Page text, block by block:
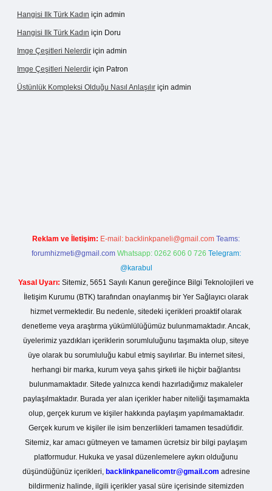
Hangisi Ilk Türk Kadın için admin
Hangisi Ilk Türk Kadın için Doru
Imge Çeşitleri Nelerdir için admin
Imge Çeşitleri Nelerdir için Patron
Üstünlük Kompleksi Olduğu Nasıl Anlaşılır için admin
Reklam ve İletişim: E-mail: backlinkpaneli@gmail.com Teams:
forumhizmeti@gmail.com Whatsapp: 0262 606 0 726 Telegram:
@karabul
Yasal Uyarı: Sitemiz, 5651 Sayılı Kanun gereğince Bilgi Teknolojileri ve
İletişim Kurumu (BTK) tarafından onaylanmış bir Yer Sağlayıcı olarak
hizmet vermektedir. Bu nedenle, sitedeki içerikleri proaktif olarak
denetleme veya araştırma yükümlülüğümüz bulunmamaktadır. Ancak,
üyelerimiz yazdıkları içeriklerin sorumluluğunu taşımakta olup, siteye
üye olarak bu sorumluluğu kabul etmiş sayılırlar. Bu internet sitesi,
herhangi bir marka, kurum veya şahıs şirketi ile hiçbir bağlantısı
bulunmamaktadır. Sitede yalnızca kendi hazırladığımız makaleler
paylaşılmaktadır. Burada yer alan içerikler haber niteliği taşımamakta
olup, gerçek kurum ve kişiler hakkında paylaşım yapılmamaktadır.
Gerçek kurum ve kişiler ile isim benzerlikleri tamamen tesadüfidir.
Sitemiz, kar amacı gütmeyen ve tamamen ücretsiz bir bilgi paylaşım
platformudur. Hukuka ve yasal düzenlemelere aykırı olduğunu
düşündüğünüz içerikleri, backlinkpanelicomtr@gmail.com adresine
bildirmeniz halinde, ilgili içerikler yasal süre içerisinde sitemizden